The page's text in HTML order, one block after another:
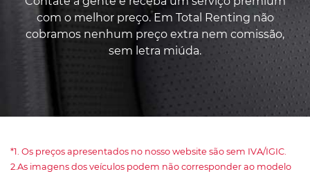
com o melhor preço. Em Total Renting não
cobramos nenhum preço extra nem comissão,
sem letra miúda.
*1. Os preços apresentados no nosso website são sem IVA/IGIC.
2.As imagens dos veículos podem não corresponder ao modelo